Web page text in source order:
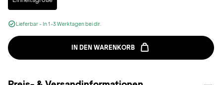
Lieferbar - In 1-3 Werktagen bei dir.
IN DEN WARENKORB